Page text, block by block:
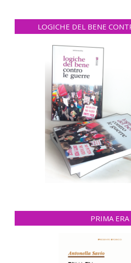
LOGICHE DEL BENE
PRIMA ERA